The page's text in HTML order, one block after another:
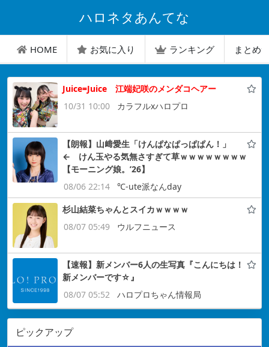
ハロネタあんてな
HOME お気に入り ランキング まとめ
Juice=Juice 江端妃咲のメンダコヘアー
10/31 10:00
カラフルxハロプロ
【朗報】山﨑愛生「けんぱなぱっぱぱん！」
← けん玉やる気無さすぎて草ｗｗｗｗｗｗｗｗ
【モーニング娘。’26】
08/06 22:14
℃-ute派なんday
杉山結菜ちゃんとスイカｗｗｗｗ
08/07 05:49
ウルフニュース
【速報】新メンバー6人の生写真『こんにちは！
新メンバーです☆』
08/07 05:52
ハロプロちゃん情報局
ピックアップ